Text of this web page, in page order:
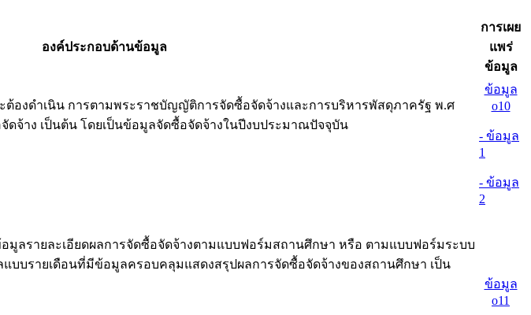
องค์ประกอบด้านข้อมูล
การเผย
แพร่
ข้อมูล
องดำเนิน การตามพระราชบัญญัติการจัดซื้อจัดจ้างและการบริหารพัสดุภาครัฐ พ.ศ
ดจ้าง เป็นต้น โดยเป็นข้อมูลจัดซื้อจัดจ้างในปีงบประมาณปัจจุบัน
ข้อมูล
o10
- ข้อมูล
1
- ข้อมูล
2
ลรายละเอียดผลการจัดซื้อจัดจ้างตามแบบฟอร์มสถานศึกษา หรือ ตามแบบฟอร์มระบบ
บบรายเดือนที่มีข้อมูลครอบคลุมแสดงสรุปผลการจัดซื้อจัดจ้างของสถานศึกษา เป็น
ข้อมูล
o11